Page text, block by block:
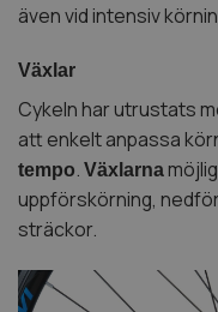
även vid intensiv
Växlar
Cykeln har utrustats
att enkelt anpassa
tempo. Växlarna
uppförskörning,
sträckor.